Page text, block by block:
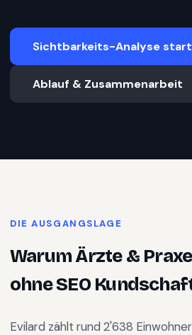
Sichtbarkeits-Analyse
Ablauf & Zusammenarbeit
DIE AUSGANGSLAGE
WarumÄrzte &
ohne SEO
Evilard zählt rund 2'638